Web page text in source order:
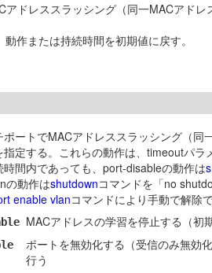
アドレススラッシング（同一MACアド
作または持続時間を初期値に戻す。
ートでMACアドレススラッシング（
指定する。これらの動作は、timeoutパ
時間内であっても、port-disableの動作は
の動作はshutdownコマンドを「no
enable vlanコマンドにより手動で解除
MACアドレスの学習を停止する（初
ポートを無効化する（受信のみ無効
行う